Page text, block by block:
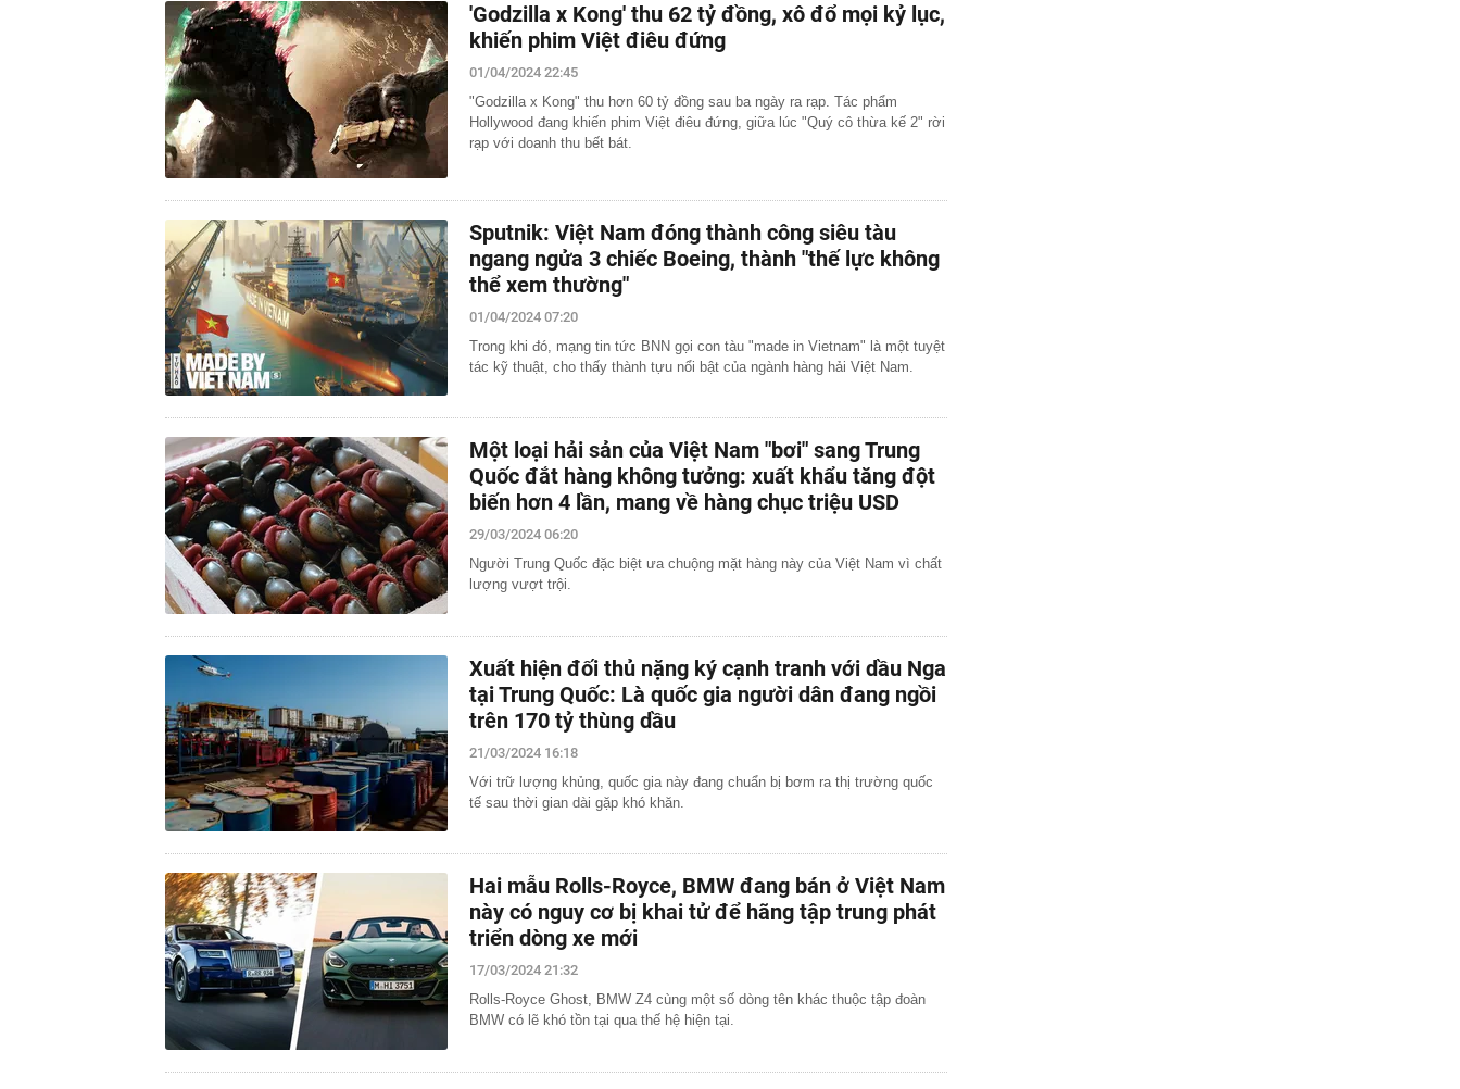
'Godzilla x Kong' thu 62 tỷ đồng, xô đổ mọi kỷ lục,
khiến phim Việt điêu đứng
01/04/2024 22:45
"Godzilla x Kong" thu hơn 60 tỷ đồng sau ba ngày ra rạp. Tác phẩm
Hollywood đang khiến phim Việt điêu đứng, giữa lúc "Quý cô thừa kế 2" rời
rạp với doanh thu bết bát.
Sputnik: Việt Nam đóng thành công siêu tàu
ngang ngửa 3 chiếc Boeing, thành "thế lực không
thể xem thường"
01/04/2024 07:20
Trong khi đó, mạng tin tức BNN gọi con tàu "made in Vietnam" là một tuyệt
tác kỹ thuật, cho thấy thành tựu nổi bật của ngành hàng hải Việt Nam.
Một loại hải sản của Việt Nam "bơi" sang Trung
Quốc đắt hàng không tưởng: xuất khẩu tăng đột
biến hơn 4 lần, mang về hàng chục triệu USD
29/03/2024 06:20
Người Trung Quốc đặc biệt ưa chuộng mặt hàng này của Việt Nam vì chất
lượng vượt trội.
Xuất hiện đối thủ nặng ký cạnh tranh với dầu Nga
tại Trung Quốc: Là quốc gia người dân đang ngồi
trên 170 tỷ thùng dầu
21/03/2024 16:18
Với trữ lượng khủng, quốc gia này đang chuẩn bị bơm ra thị trường quốc
tế sau thời gian dài gặp khó khăn.
Hai mẫu Rolls-Royce, BMW đang bán ở Việt Nam
này có nguy cơ bị khai tử để hãng tập trung phát
triển dòng xe mới
17/03/2024 21:32
Rolls-Royce Ghost, BMW Z4 cùng một số dòng tên khác thuộc tập đoàn
BMW có lẽ khó tồn tại qua thế hệ hiện tại.